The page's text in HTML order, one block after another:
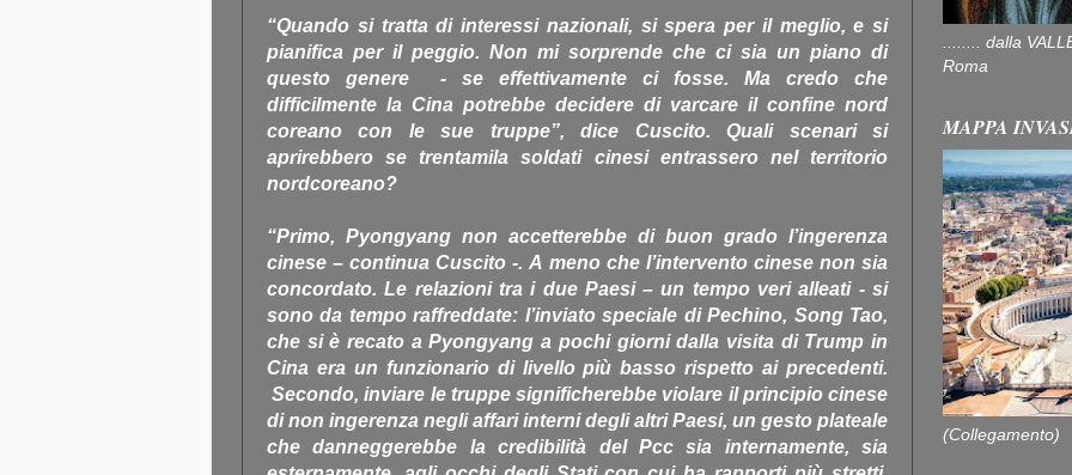
“Quando si tratta di interessi nazionali, si spera per il meglio, e si
pianifica per il peggio. Non mi sorprende che ci sia un piano di
questo genere - se effettivamente ci fosse. Ma credo che
difficilmente la Cina potrebbe decidere di varcare il confine nord
coreano con le sue truppe”, dice Cuscito. Quali scenari si
aprirebbero se trentamila soldati cinesi entrassero nel territorio
nordcoreano?
“Primo, Pyongyang non accetterebbe di buon grado l’ingerenza
cinese – continua Cuscito -. A meno che l’intervento cinese non sia
concordato. Le relazioni tra i due Paesi – un tempo veri alleati - si
sono da tempo raffreddate: l’inviato speciale di Pechino, Song Tao,
che si è recato a Pyongyang a pochi giorni dalla visita di Trump in
Cina era un funzionario di livello più basso rispetto ai precedenti.
Secondo, inviare le truppe significherebbe violare il principio cinese
di non ingerenza negli affari interni degli altri Paesi, un gesto plateale
che danneggerebbe la credibilità del Pcc sia internamente, sia
........ dalla
Roma
MAPPA
(Collegamento)